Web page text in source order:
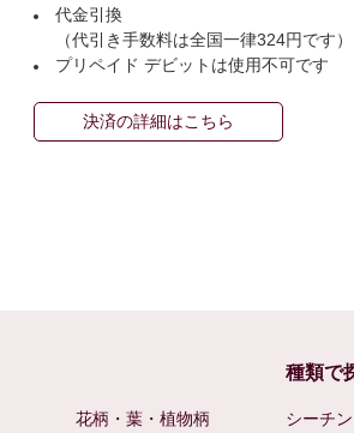
代金引換
（代引き手数料は全国一律324円です）
プリペイド デビットは使用不可です
決済の詳細はこちら
花柄・葉・植物柄
種類で
シーチ